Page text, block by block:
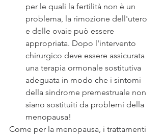
per le quali la fertilità non è un
problema, la rimozione dell'utero
e delle ovaie può essere
appropriata. Dopo l'intervento
chirurgico deve essere assicurata
una terapia ormonale sostitutiva
adeguata in modo che i sintomi
della sindrome premestruale non
siano sostituiti da problemi della
menopausa!
Come per la menopausa, i trattamenti